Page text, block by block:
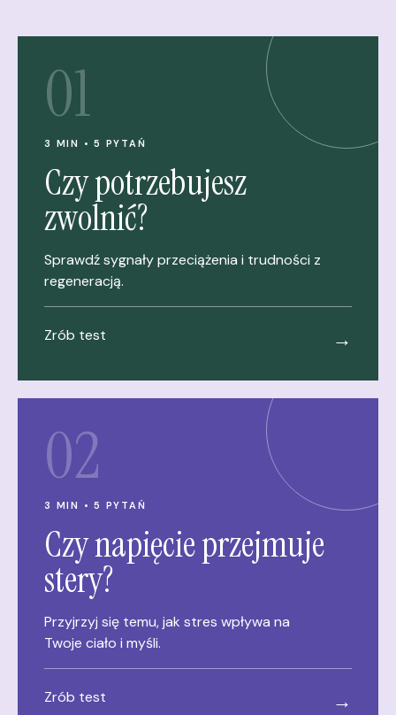
01
3 MIN • 5 PYTAŃ
Czy potrzebujesz
zwolnić?
Sprawdź sygnały przeciążenia i trudności z
regeneracją.
Zrób test →
02
3 MIN • 5 PYTAŃ
Czy napięcie przejmuje
stery?
Przyjrzyj się temu, jak stres wpływa na
Twoje ciało i myśli.
Zrób test →